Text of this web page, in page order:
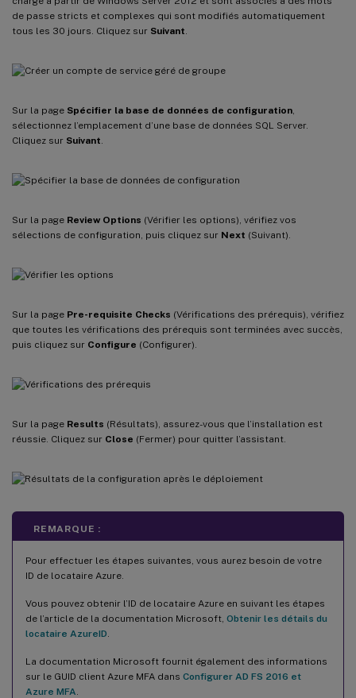
de passe stricts et complexes qui sont modifiés automatiquement
tous les 30 jours. Cliquez sur Suivant
Sur la page Spécifier la base de données de configuration
sélectionnez l’emplacement d’une base de données SQL Server.
Cliquez sur Suivant
Sur la page Review Options (Vérifier les options), vérifiez vos
sélections de configuration, puis cliquez sur Next (Suivant).
Sur la page Pre-requisite Checks (Vérifications des prérequis), vérifiez
que toutes les vérifications des prérequis sont terminées avec succès,
puis cliquez sur Configure (Configurer).
Sur la page Results (Résultats), assurez-vous que l’installation est
réussie. Cliquez sur Close (Fermer) pour quitter l’assistant.
REMARQUE :
Pour effectuer les étapes suivantes, vous aurez besoin de votre
ID de locataire Azure.
Vous pouvez obtenir l’ID de locataire Azure en suivant les étapes
de l’article de la documentation Microsoft, Obtenir les détails du
locataire AzureID
La documentation Microsoft fournit également des informations
sur le GUID client Azure MFA dans Configurer AD FS 2016 et
Azure MFA